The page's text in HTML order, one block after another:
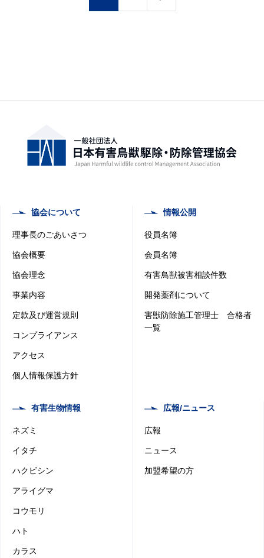
協会について
理事長のごあいさつ
協会概要
協会理念
事業内容
定款及び運営規則
コンプライアンス
アクセス
個人情報保護方針
情報公開
役員名簿
会員名簿
有害鳥獣被害相談件数
開発薬剤について
害獣防除施工管理士 合格者
一覧
有害生物情報
ネズミ
イタチ
ハクビシン
アライグマ
コウモリ
ハト
カラス
広報/ニュース
広報
ニュース
加盟希望の方